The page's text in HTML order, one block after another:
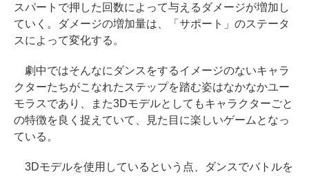
スパートで押した回数によって与えるダメージが増加し
ていく。ダメージの増加量は、「サポート」のステータ
スによって変化する。
劇中ではそんなにダンスをするイメージのないキャラ
クターたちがこなれたステップを踏む姿はなかなかユー
モラスであり、また3Dモデルとしてもキャラクターごと
の特徴を良く捉えていて、見た目に楽しいゲームとなっ
ている。
3Dモデルを使用しているという点、ダンスでバトルを